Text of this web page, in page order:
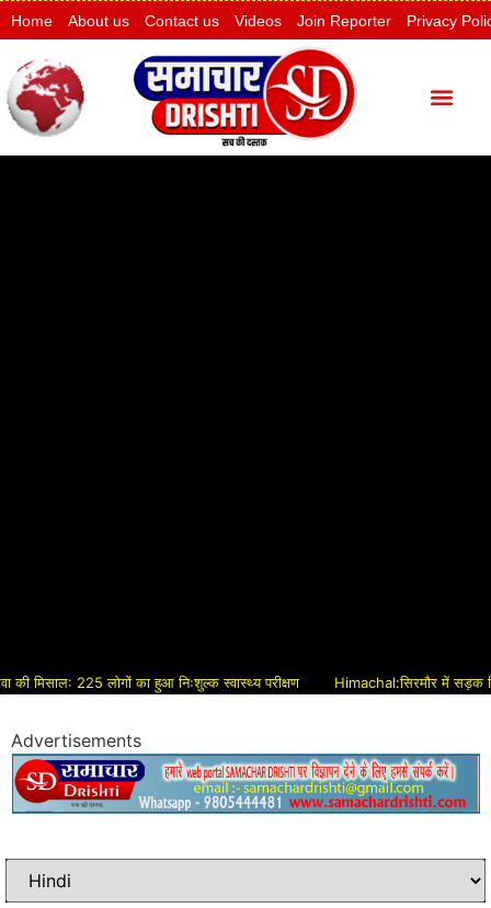
Home About us Contact us Videos Join Reporter Privacy
225 लोगों का हुआ निःशुल्क स्वास्थ्य परीक्षण Himachal:सिरमौर में सड़क विकास को
Advertisements